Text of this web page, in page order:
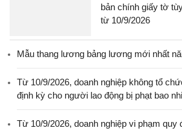
bản chính giấy tờ
từ 10/9/2026
Mẫu thang lương bảng lương mới nhất
Từ 10/9/2026, doanh nghiệp không tổ
định kỳ cho người lao động bị phạt bao
Từ 10/9/2026, doanh nghiệp vi phạm quy